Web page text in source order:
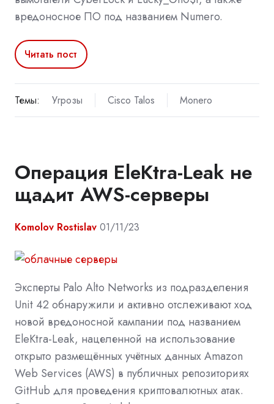
вредоносное ПО под названием Numero.
Читать пост
Темы: Угрозы Cisco Talos Monero
Операция EleKtra-Leak не
щадит AWS-серверы
Komolov Rostislav 01/11/23
Эксперты Palo Alto Networks из подразделения
Unit 42 обнаружили и активно отслеживают ход
новой вредоносной кампании под названием
EleKtra-Leak, нацеленной на использование
открыто размещённых учётных данных Amazon
Web Services (AWS) в публичных репозиториях
GitHub для проведения криптовалютных атак.